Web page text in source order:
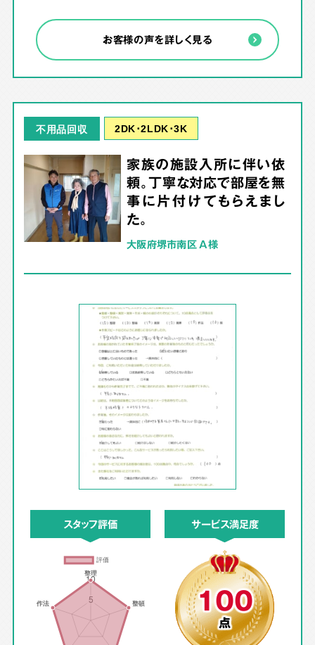
お客様の声を詳しく見る
不用品回収 2DK･2LDK･3K
家族の施設入所に伴い依
頼。丁寧な対応で部屋を無
事に片付けてもらえまし
た。
大阪府堺市南区 A様
スタッフ評価 サービス満足度
100
点